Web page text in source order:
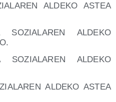
ALDEKO ASTEA
SOZIALAREN ALDEKO
SOZIALAREN ALDEKO
ALDEKO ASTEA